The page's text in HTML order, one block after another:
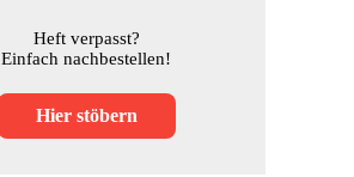
Heft verpasst?
Einfach nachbestellen!
Hier stöbern